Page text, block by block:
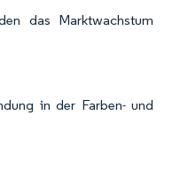
das Marktwachstum
in der Farben- und